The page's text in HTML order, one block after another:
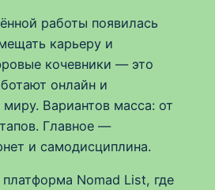
работы появилась
карьеру и
кочевники — это
онлайн и
Вариантов масса: от
Главное —
и самодисциплина.
Nomad List, где